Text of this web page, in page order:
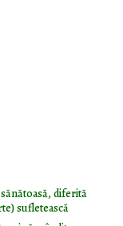
diferită
sufletească